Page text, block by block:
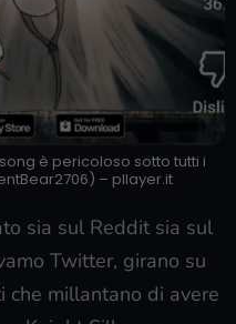
è pericoloso sotto tutti i
– pllayer.it
sia sul Reddit sia sul
Twitter, girano su
che millantano di avere